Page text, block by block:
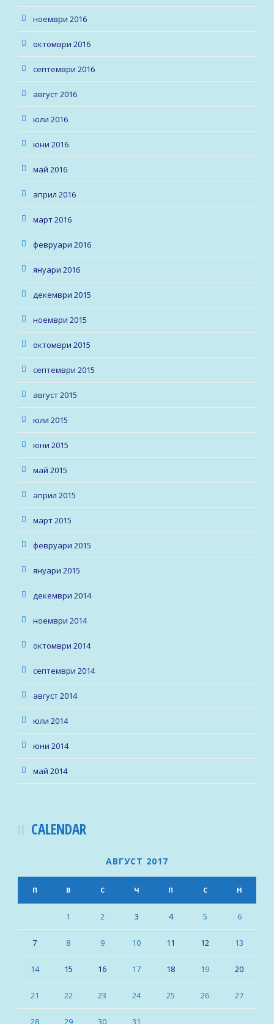
ноември 2016
октомври 2016
септември 2016
август 2016
юли 2016
юни 2016
май 2016
април 2016
март 2016
февруари 2016
януари 2016
декември 2015
ноември 2015
октомври 2015
септември 2015
август 2015
юли 2015
юни 2015
май 2015
април 2015
март 2015
февруари 2015
януари 2015
декември 2014
ноември 2014
октомври 2014
септември 2014
август 2014
юли 2014
юни 2014
май 2014
CALENDAR
АВГУСТ 2017
П В С Ч П С Н
1 2 3 4 5 6
7 8 9 10 11 12 13
14 15 16 17 18 19 20
21 22 23 24 25 26 27
28 29 30 31